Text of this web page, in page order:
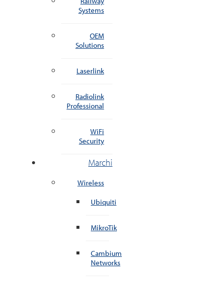
Systems
OEM
Solutions
Laserlink
Radiolink
Professional
WiFi
Security
Marchi
Wireless
Ubiquiti
MikroTik
Cambium
Networks